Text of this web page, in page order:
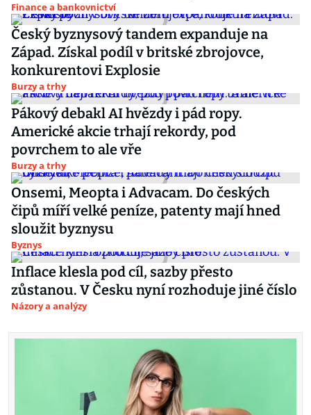
Finance a bankovnictví
Český byznysový tandem expanduje na
Západ. Získal podíl v britské zbrojovce,
konkurentovi Explosie
Burzy a trhy
Pákový debakl AI hvězdy i pád ropy.
Americké akcie trhají rekordy, pod
povrchem to ale vře
Burzy a trhy
Onsemi, Meopta i Advacam. Do českých
čipů míří velké peníze, patenty mají hned
sloužit byznysu
Byznys
Inflace klesla pod cíl, sazby přesto
zůstanou. V Česku nyní rozhoduje jiné číslo
Názory a analýzy